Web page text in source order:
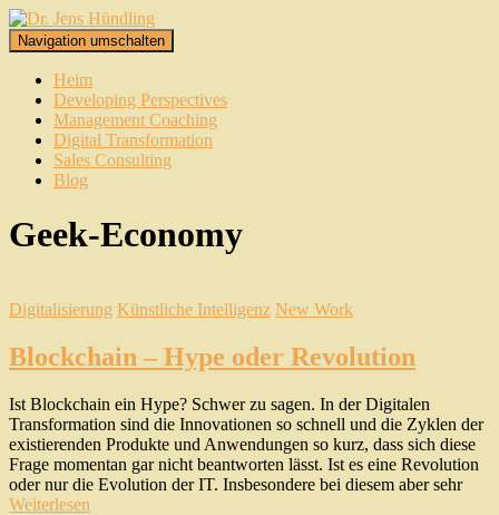
Navigation umschalten
Heim
Developing Perspectives
Management Coaching
Digital Transformation
Sales Consulting
Blog
Geek-Economy
Digitalisierung Künstliche Intelligenz New Work
Blockchain – Hype oder Revolution
Ist Blockchain ein Hype? Schwer zu sagen. In der Digitalen
Transformation sind die Innovationen so schnell und die Zyklen der
existierenden Produkte und Anwendungen so kurz, dass sich diese
Frage momentan gar nicht beantworten lässt. Ist es eine Revolution
oder nur die Evolution der IT. Insbesondere bei diesem aber sehr
Weiterlesen